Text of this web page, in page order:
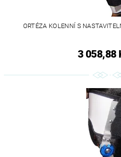
ORTÉZA KOLENNÍ S
3 058,88